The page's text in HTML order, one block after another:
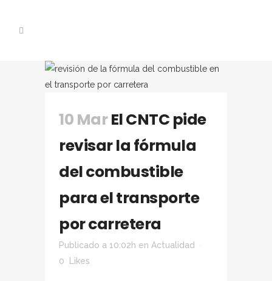
10 Mar El CNTC pide
revisar la fórmula
del combustible
para el transporte
por carretera
Publicado a 10:02h en Actualidad
0
Likes